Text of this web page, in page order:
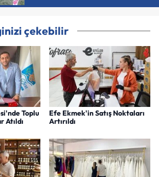
çekebilir
Toplu
Atıldı
Efe Ekmek'in Satış Noktaları
Artırıldı